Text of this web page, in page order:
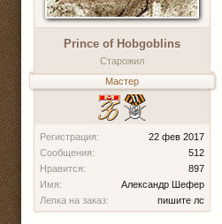
Prince of Hobgoblins
Старожил
Мастер
Регистрация:
22 фев 2017
Сообщения:
512
Нравится:
897
Имя:
Александр Шефер
Лепка на заказ:
пишите лс